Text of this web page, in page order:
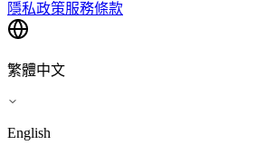
隱私政策服務條款
繁體中文
English